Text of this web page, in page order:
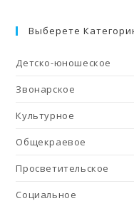
Выберете
Детско-юношеское
Звонарское
Культурное
Общекраевое
Просветительское
Социальное